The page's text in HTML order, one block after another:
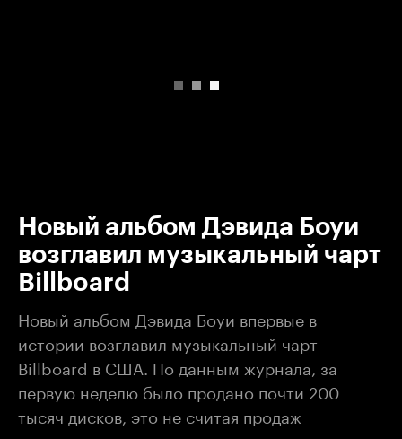
Новый альбом Дэвида Боуи
возглавил музыкальный чарт
Billboard
Новый альбом Дэвида Боуи впервые в
истории возглавил музыкальный чарт
Billboard в США. По данным журнала, за
первую неделю было продано почти 200
тысяч дисков, это не считая продаж